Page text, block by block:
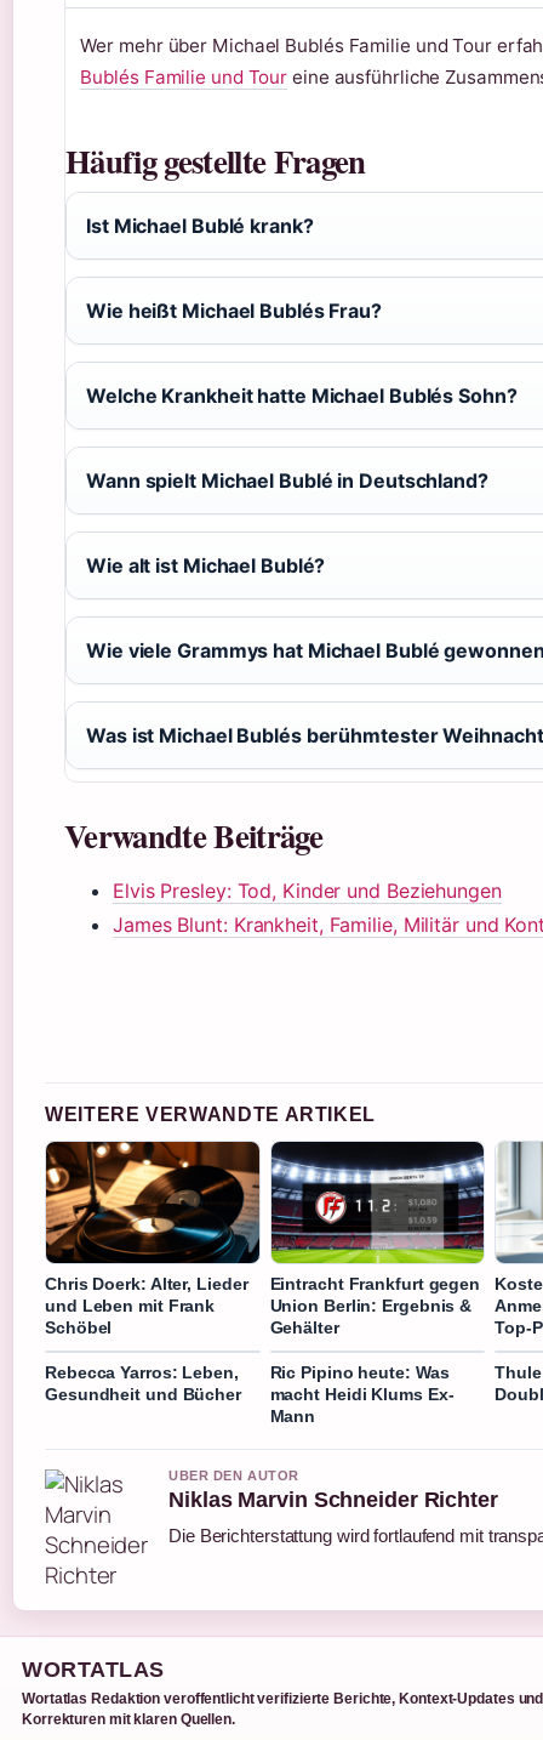
Wer mehr über Michael Bublés Familie und Tour
Bublés Familie und Tour eine ausführliche
Häufig gestellte Fragen
Ist Michael Bublé krank?
Wie heißt Michael Bublés Frau?
Welche Krankheit hatte Michael Bublés Sohn?
Wann spielt Michael Bublé in Deutschland?
Wie alt ist Michael Bublé?
Wie viele Grammys hat Michael Bublé
Was ist Michael Bublés berühmtester
Verwandte Beiträge
Elvis Presley: Tod, Kinder und Beziehungen
James Blunt: Krankheit, Familie, Militär und
WEITERE VERWANDTE ARTIKEL
Chris Doerk: Alter, Lieder
und Leben mit Frank
Schöbel
Eintracht Frankfurt gegen
Union Berlin: Ergebnis &
Gehälter
Top-
Rebecca Yarros: Leben,
Gesundheit und Bücher
Ric Pipino heute: Was
macht Heidi Klums Ex-
Mann
UBER DEN AUTOR
Niklas Marvin Schneider Richter
Die Berichterstattung wird fortlaufend mit
WORTATLAS
Wortatlas Redaktion veroffentlicht verifizierte Berichte, Kontext-Updates und
Korrekturen mit klaren Quellen.